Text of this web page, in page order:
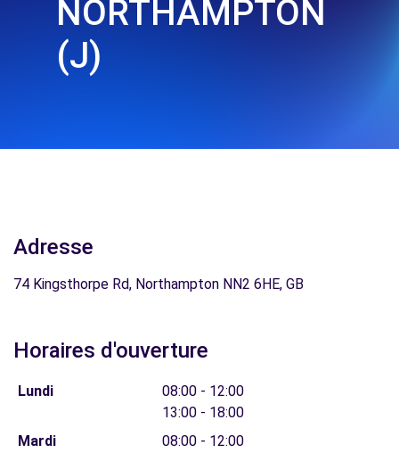
NORTHAMPTON
(J)
Adresse
74 Kingsthorpe Rd, Northampton NN2 6HE, GB
Horaires d'ouverture
Lundi
08:00 - 12:00
13:00 - 18:00
Mardi
08:00 - 12:00